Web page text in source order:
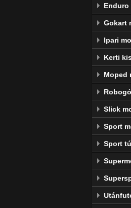
Gokart
Ipari
Kerti
Moped
Slick
Sport
Sport